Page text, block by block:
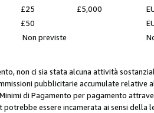
£25 £5,000
£50
Non previste
non ci sia stata alcuna attività
pubblicitarie accumulate
di Pagamento per pagamento
potrebbe essere incamerata ai sensi